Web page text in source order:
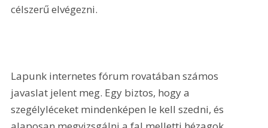
célszerű elvégezni.
Lapunk internetes fórum rovatában számos
javaslat jelent meg. Egy biztos, hogy a
szegélyléceket mindenképen le kell szedni, és